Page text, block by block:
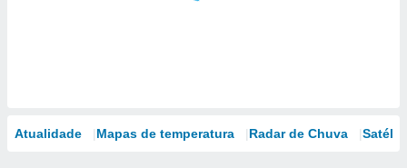
Atualidade Mapas de temperatura Radar de Chuva